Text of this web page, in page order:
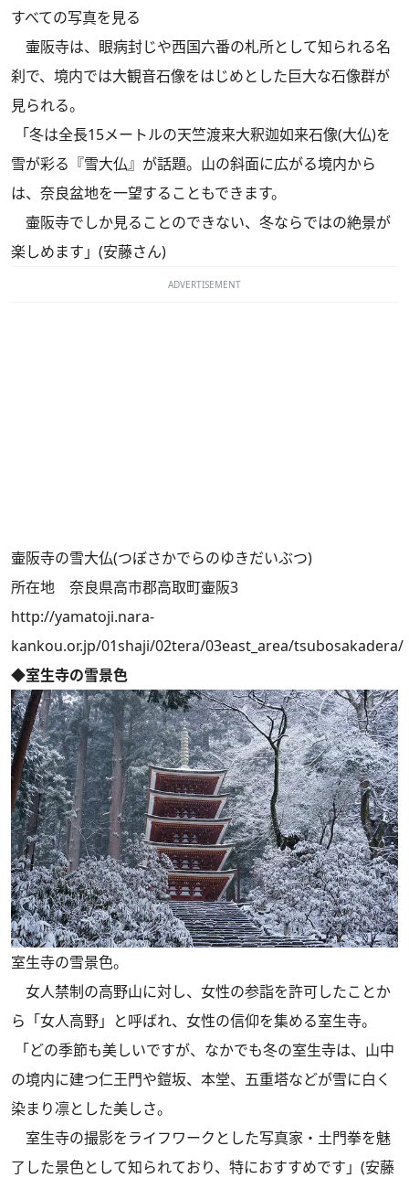
すべての写真を見る
壷阪寺は、眼病封じや西国六番の札所として知られる名
刹で、境内では大観音石像をはじめとした巨大な石像群が
見られる。
「冬は全長15メートルの天竺渡来大釈迦如来石像(大仏)を
雪が彩る『雪大仏』が話題。山の斜面に広がる境内から
は、奈良盆地を一望することもできます。
壷阪寺でしか見ることのできない、冬ならではの絶景が
楽しめます」(安藤さん)
ADVERTISEMENT
壷阪寺の雪大仏(つぼさかでらのゆきだいぶつ)
所在地 奈良県高市郡高取町壷阪3
http://yamatoji.nara-
kankou.or.jp/01shaji/02tera/03east_area/tsubosakadera/
◆室生寺の雪景色
室生寺の雪景色。
女人禁制の高野山に対し、女性の参詣を許可したことか
ら「女人高野」と呼ばれ、女性の信仰を集める室生寺。
「どの季節も美しいですが、なかでも冬の室生寺は、山中
の境内に建つ仁王門や鎧坂、本堂、五重塔などが雪に白く
染まり凛とした美しさ。
室生寺の撮影をライフワークとした写真家・土門拳を魅
了した景色として知られており、特におすすめです」(安藤